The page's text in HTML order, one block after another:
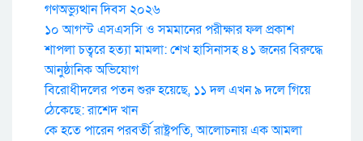
গণঅভ্যুত্থান দিবস ২০২৬
১০ আগস্ট এসএসসি ও সমমানের পরীক্ষার ফল প্রকাশ
শাপলা চত্বরে হত্যা মামলা: শেখ হাসিনাসহ ৪১ জনের বিরুদ্ধে
আনুষ্ঠানিক অভিযোগ
বিরোধীদলের পতন শুরু হয়েছে, ১১ দল এখন ৯ দলে গিয়ে
ঠেকেছে: রাশেদ খান
কে হতে পারেন পরবর্তী রাষ্ট্রপতি, আলোচনায় এক আমলা